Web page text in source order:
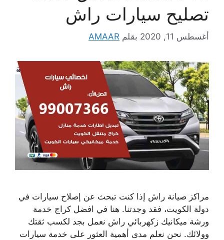
تصليح سيارات راش
أغسطس 11, 2020 بقلم AMAAR
مراكز صيانة راش إذا كنت تبحث عن إصلاح سيارات في
دولة الكويت، فقد وجدتنا. هنا في افضل كراج خدمة
ورشة ميكانيك زكهربائي راش نعمل بجد لكسب ثقتك
وولائك. نحن نعلم مدى أهمية العثور على خدمة سيارات